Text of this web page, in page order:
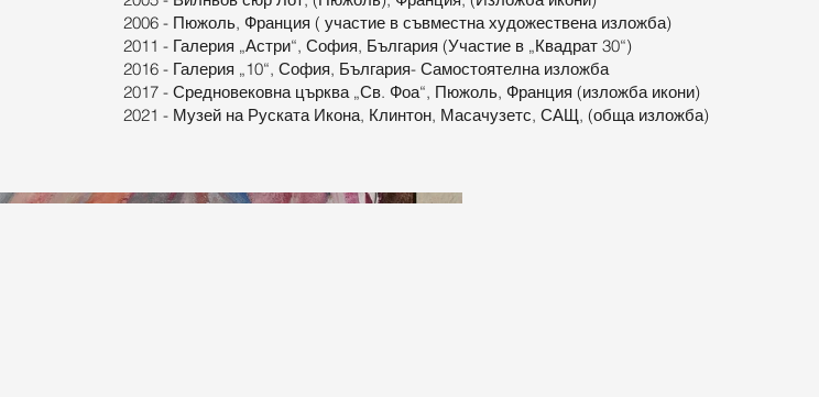
2006 - Пюжоль, Франция ( участие в съвместна художествена изложба)
2011 - Галерия „Астри“, София, България (Участие в „Квадрат 30“)
2016 - Галерия „10“, София, България- Самостоятелна изложба
2017 - Средновековна църква „Св. Фоа“, Пюжоль, Франция (изложба икони)
2021 - Музей на Руската Икона, Клинтон, Масачузетс, САЩ, (обща изложба)